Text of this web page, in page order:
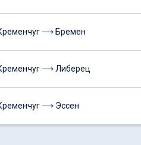
⟶ Бремен
⟶ Либерец
⟶ Эссен